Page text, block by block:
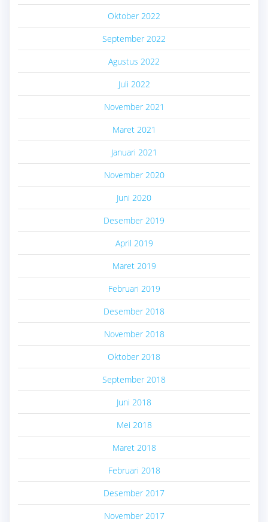
Oktober 2022
September 2022
Agustus 2022
Juli 2022
November 2021
Maret 2021
Januari 2021
November 2020
Juni 2020
Desember 2019
April 2019
Maret 2019
Februari 2019
Desember 2018
November 2018
Oktober 2018
September 2018
Juni 2018
Mei 2018
Maret 2018
Februari 2018
Desember 2017
November 2017